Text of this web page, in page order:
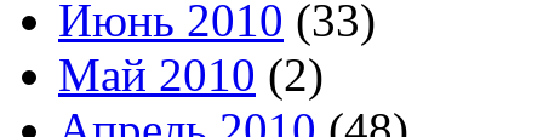
Июнь 2010 (33)
Май 2010 (2)